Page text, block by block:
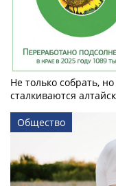
Не только собрать,
сталкиваются
Общество